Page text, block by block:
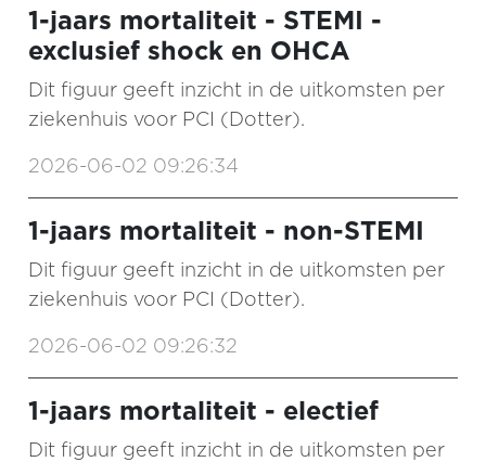
1-jaars mortaliteit - STEMI -
exclusief shock en OHCA
Dit figuur geeft inzicht in de uitkomsten per
ziekenhuis voor PCI (Dotter).
2026-06-02 09:26:34
1-jaars mortaliteit - non-STEMI
Dit figuur geeft inzicht in de uitkomsten per
ziekenhuis voor PCI (Dotter).
2026-06-02 09:26:32
1-jaars mortaliteit - electief
Dit figuur geeft inzicht in de uitkomsten per